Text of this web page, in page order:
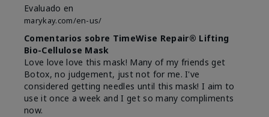
Evaluado en
marykay.com/en-us/
Comentarios sobre TimeWise Repair® Lifting
Bio-Cellulose Mask
Love love love this mask! Many of my friends get
Botox, no judgement, just not for me. I've
considered getting needles until this mask! I aim to
use it once a week and I get so many compliments
now.